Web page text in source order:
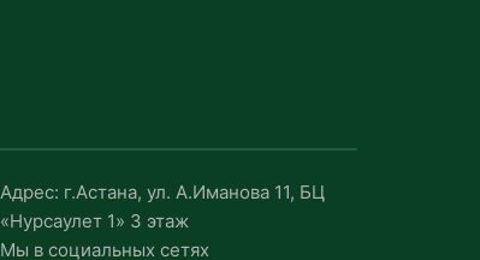
Адрес: г.Астана, ул. А.Иманова 11, БЦ
«Нурсаулет 1» 3 этаж
Мы в социальных сетях